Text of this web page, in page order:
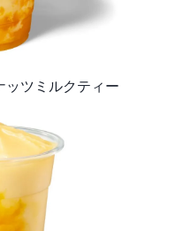
ツミルクティー